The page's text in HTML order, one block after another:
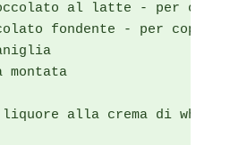
al latte - per
fondente - per
montata
alla crema di